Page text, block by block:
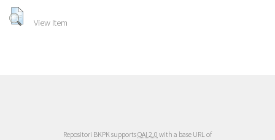
View Item
Repositori BKPK supportsOAI 2.0 with a base URL of